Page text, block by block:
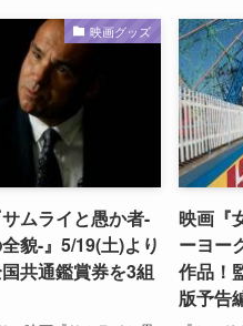
映画グッズ
サムライと愚か者-
貌-』5/19(土)より
共通鑑賞券を3組
映画『
ーヨー
作品！
版予告